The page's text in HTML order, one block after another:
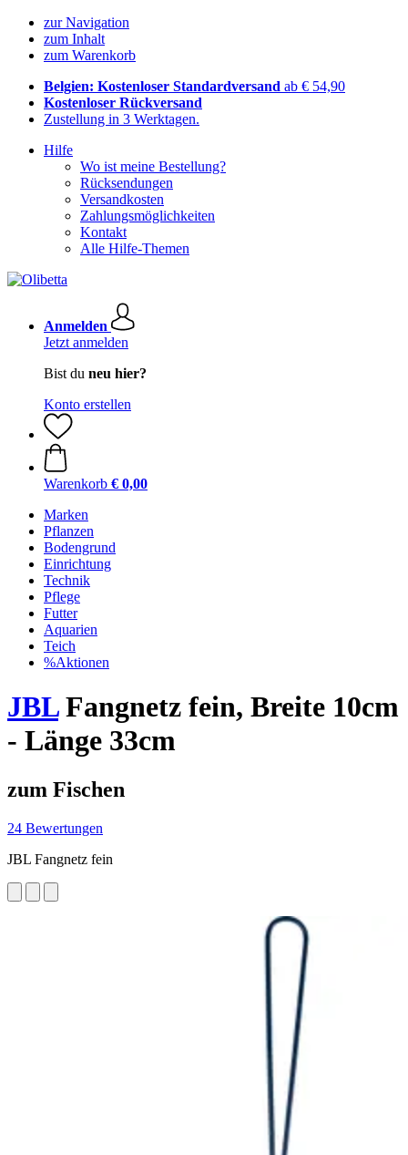
zur Navigation
zum Inhalt
zum Warenkorb
Belgien: Kostenloser Standardversand ab € 54,90
Kostenloser Rückversand
Zustellung in 3 Werktagen.
Hilfe
Wo ist meine Bestellung?
Rücksendungen
Versandkosten
Zahlungsmöglichkeiten
Kontakt
Alle Hilfe-Themen
Anmelden
Jetzt anmelden
Bist du neu hier?
Konto erstellen
Warenkorb € 0,00
Marken
Pflanzen
Bodengrund
Einrichtung
Technik
Pflege
Futter
Aquarien
Teich
%Aktionen
JBLFangnetz fein, Breite 10cm
- Länge 33cm
zum Fischen
24 Bewertungen
JBL Fangnetz fein